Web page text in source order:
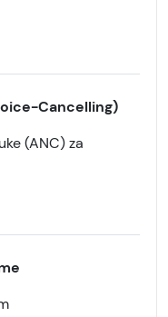
Cancelling)
(ANC) za